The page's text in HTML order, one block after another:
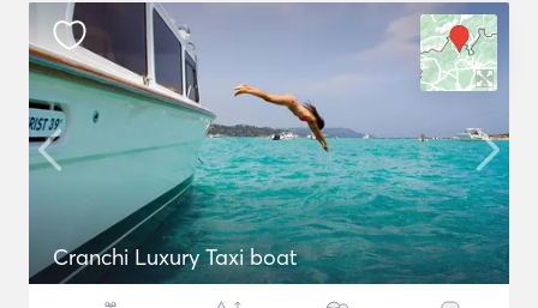
Cranchi Luxury Taxi boat